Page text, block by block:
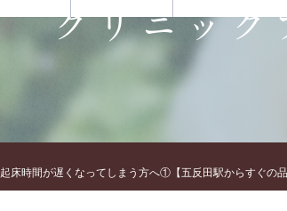
医院紹介 アクセ
漢方外来 発達外来
クリニック
起床時間が遅くなってしまう方へ①【五反田駅からすぐの